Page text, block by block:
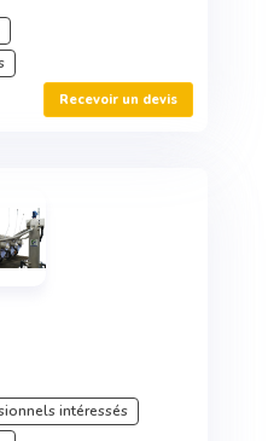
Recevoir un devis
intéressés